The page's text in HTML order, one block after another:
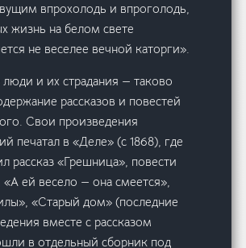
впрохолодь и впроголодь,
жизнь на белом свете
не веселее вечной каторги».
и их страдания — таково
рассказов и повестей
Свои произведения
печатал в «Деле» (с 1868), где
рассказ «Грешница», повести
«А ей весело — она смеется»,
«Старый дом» (последние
вместе с рассказом
в отдельный сборник под